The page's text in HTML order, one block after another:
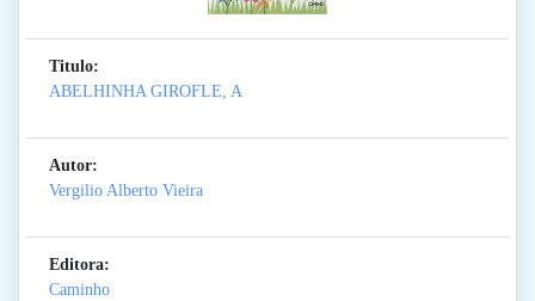
Titulo:
ABELHINHA GIROFLE, A
Autor:
Vergilio Alberto Vieira
Editora:
Caminho